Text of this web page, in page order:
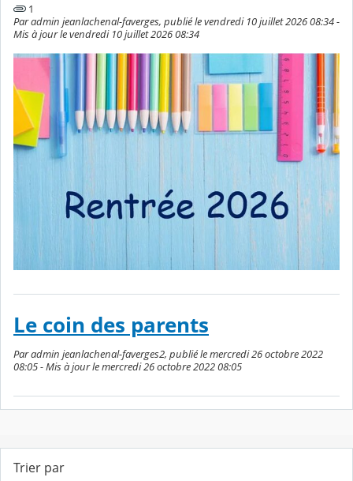
1
Par admin jeanlachenal-faverges, publié le vendredi 10 juillet 2026 08:34 -
Mis à jour le vendredi 10 juillet 2026 08:34
Le coin des parents
Par admin jeanlachenal-faverges2, publié le mercredi 26 octobre 2022
08:05 - Mis à jour le mercredi 26 octobre 2022 08:05
Trier par